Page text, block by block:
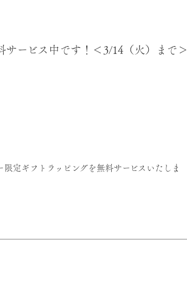
ービス中です！＜3/14（火）まで＞
定ギフトラッピングを無料サービスいたしま